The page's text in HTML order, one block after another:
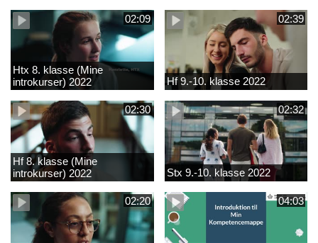
02:09
Htx 8. klasse (Mine
introkurser) 2022
02:39
Hf 9.-10. klasse 2022
02:30
Hf 8. klasse (Mine
introkurser) 2022
02:32
Stx 9.-10. klasse 2022
02:20 04:03